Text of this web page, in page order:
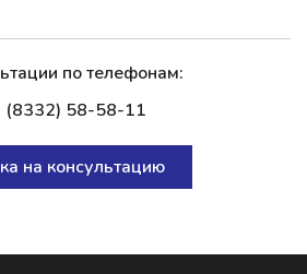
по телефонам:
(8332) 58-58-11
на консультацию